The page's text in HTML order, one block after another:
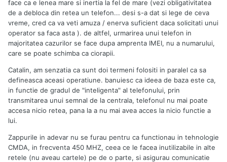
face ca e lenea mare si inertia la fel de mare (vezi obligativitatea
de a debloca din retea un telefon... desi s-a dat si lege de ceva
vreme, cred ca va veti amuza / enerva suficient daca solicitati unui
operator sa faca asta ). de altfel, urmarirea unui telefon in
majoritatea cazurilor se face dupa amprenta IMEI, nu a numarului,
care se poate schimba ca ciorapii.
Catalin, am senzatia ca sunt doi termeni folositi in paralel ca sa
defineasca aceasi operatiune. banuiesc ca ideea de baza este ca,
in functie de gradul de "inteligenta" al telefonului, prin
transmitarea unui semnal de la centrala, telefonul nu mai poate
accesa nicio retea, pana la a nu mai avea acces la nicio functie a
lui.
Zappurile in adevar nu se furau pentru ca functionau in tehnologie
CMDA, in frecventa 450 MHZ, ceea ce le facea inutilizabile in alte
retele (nu aveau cartele) pe de o parte, si asigurau comunicatie